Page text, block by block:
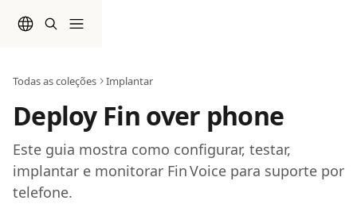
Todas as coleções Implantar
Deploy Fin over phone
Este guia mostra como configurar, testar,
implantar e monitorar Fin Voice para suporte por
telefone.